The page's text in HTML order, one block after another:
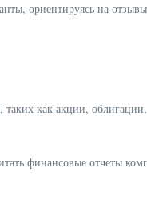
ориентируясь на
как акции,
финансовые отчеты